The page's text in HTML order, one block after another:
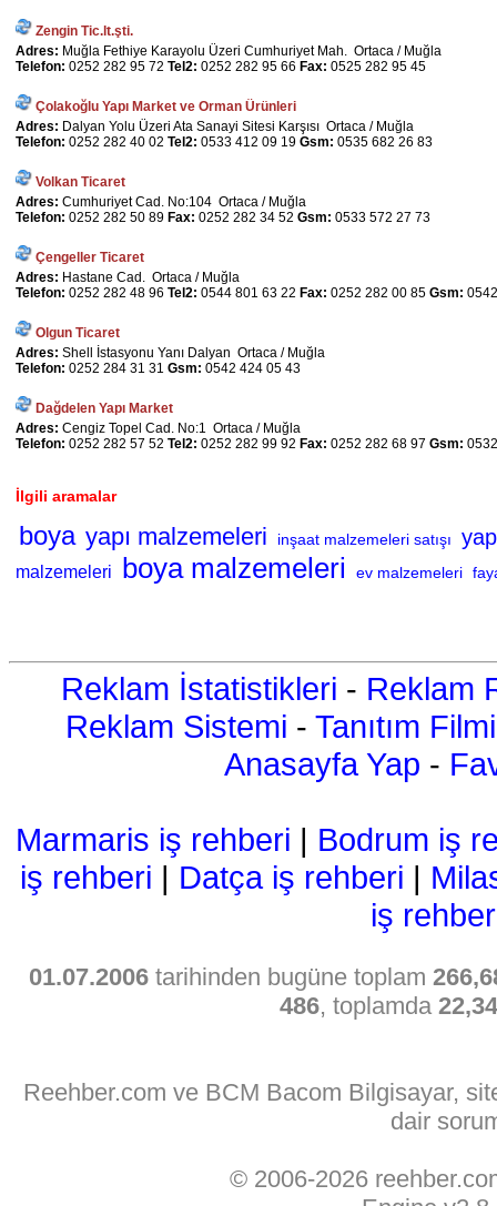
Zengin Tic.lt.şti.
Adres: Muğla Fethiye Karayolu Üzeri Cumhuriyet Mah. Ortaca / Muğla
Telefon: 0252 282 95 72 Tel2: 0252 282 95 66 Fax: 0525 282 95 45
Çolakoğlu Yapı Market ve Orman Ürünleri
Adres: Dalyan Yolu Üzeri Ata Sanayi Sitesi Karşısı Ortaca / Muğla
Telefon: 0252 282 40 02 Tel2: 0533 412 09 19 Gsm: 0535 682 26 83
Volkan Ticaret
Adres: Cumhuriyet Cad. No:104 Ortaca / Muğla
Telefon: 0252 282 50 89 Fax: 0252 282 34 52 Gsm: 0533 572 27 73
Çengeller Ticaret
Adres: Hastane Cad. Ortaca / Muğla
Telefon: 0252 282 48 96 Tel2: 0544 801 63 22 Fax: 0252 282 00 85 Gsm:
Olgun Ticaret
Adres: Shell İstasyonu Yanı Dalyan Ortaca / Muğla
Telefon: 0252 284 31 31 Gsm: 0542 424 05 43
Dağdelen Yapı Market
Adres: Cengiz Topel Cad. No:1 Ortaca / Muğla
Telefon: 0252 282 57 52 Tel2: 0252 282 99 92 Fax: 0252 282 68 97 Gsm:
İlgili aramalar
boya yapı malzemeleri inşaat malzemeleri satışı
malzemeleri boya malzemeleri ev malzemeleri
Reklam İstatistikleri - Reklam
Reklam Sistemi - Tanıtım Filmi
Anasayfa Yap -
Marmaris iş rehberi | Bodrum iş
iş rehberi | Datça iş rehberi |
iş
01.07.2006tarihinden bugüne toplam
486, toplamda
Reehber.com ve BCM Bacom Bilgisayar,
dair
© 2006-2026